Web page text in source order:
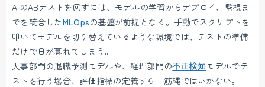
AIのABテストを回すには、モデルの学習からデプロイ、監視ま
でを統合したMLOpsの基盤が前提となる。手動でスクリプトを
叩いてモデルを切り替えているような環境では、テストの準備
だけで日が暮れてしまう。
人事部門の退職予測モデルや、経理部門の不正検知モデルでテ
ストを行う場合、評価指標の定義すら一筋縄ではいかない。